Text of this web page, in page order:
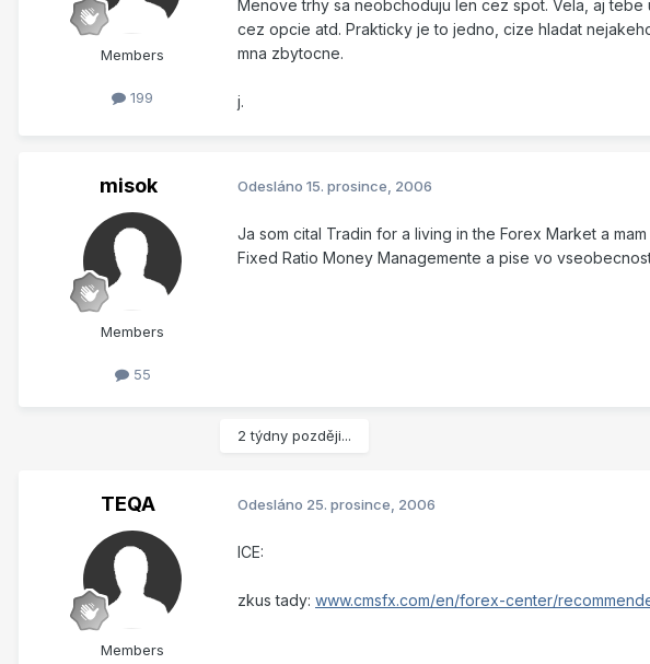
Members
199
Menove trhy sa neobchoduju len cez spot. Vela, aj
cez opcie atd. Prakticky je to jedno, cize hladat
mna zbytocne.
j.
misok
Members
55
Odesláno 15. prosince, 2006
Ja som cital Tradin for a living in the Forex Market a
Fixed Ratio Money Managemente a pise vo
2 týdny později...
TEQA
Members
Odesláno 25. prosince, 2006
ICE:
zkus tady: www.cmsfx.com/en/forex-center/